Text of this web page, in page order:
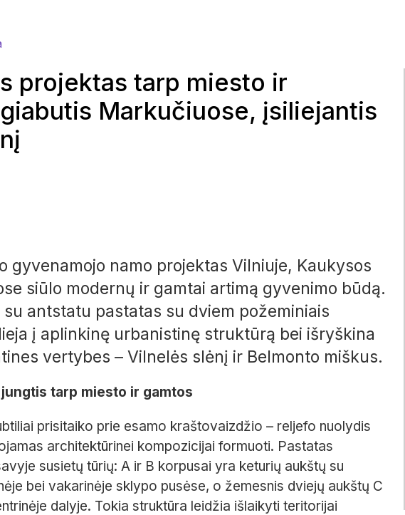
projektas tarp miesto ir
Markučiuose, įsiliejantis
gyvenamojo namo projektas Vilniuje, Kaukysos
siūlo modernų ir gamtai artimą gyvenimo būdą.
antstatu pastatas su dviem požeminiais
į aplinkinę urbanistinę struktūrą bei išryškina
vertybes – Vilnelės slėnį ir Belmonto miškus.
tarp miesto ir gamtos
prisitaiko prie esamo kraštovaizdžio – reljefo nuolydis
architektūrinei kompozicijai formuoti. Pastatas
susietų tūrių: A ir B korpusai yra keturių aukštų su
bei vakarinėje sklypo pusėse, o žemesnis dviejų aukštų C
dalyje. Tokia struktūra leidžia išlaikyti teritorijai